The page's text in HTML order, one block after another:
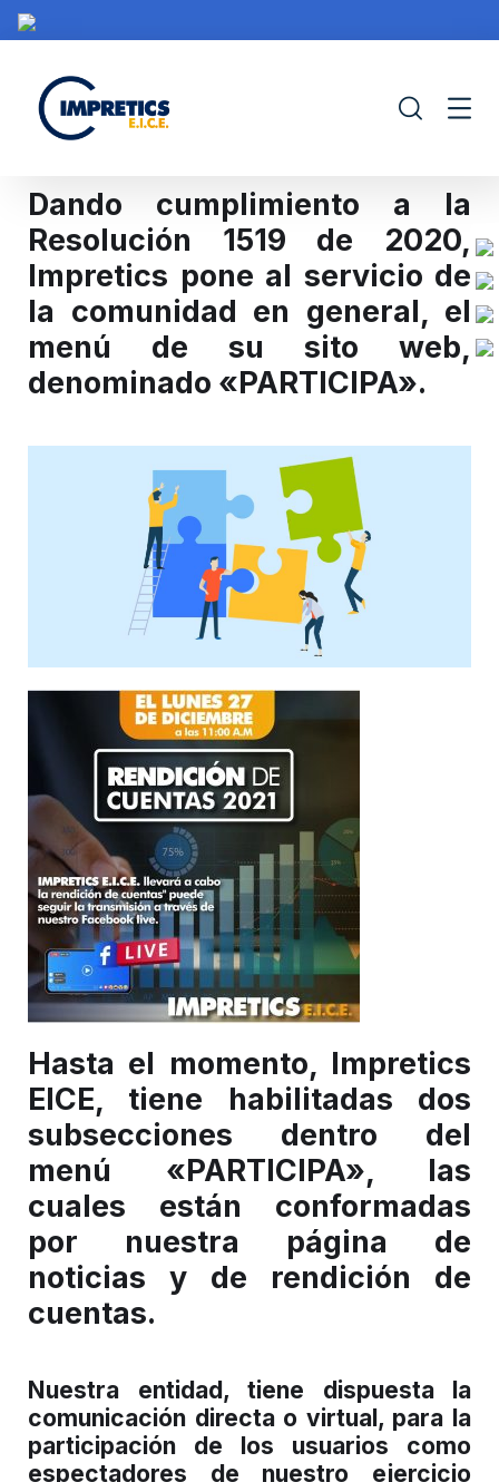
Dando cumplimiento a la
Resolución 1519 de 2020,
Impretics pone al servicio de
la comunidad en general, el
menú de su sito web,
denominado «PARTICIPA».
Hasta el momento, Impretics
EICE, tiene habilitadas dos
subsecciones dentro del
menú «PARTICIPA», las
cuales están conformadas
por nuestra página de
noticias y de rendición de
cuentas.
Nuestra entidad, tiene dispuesta la
comunicación directa o virtual, para la
participación de los usuarios como
espectadores de nuestro ejercicio
IMPRETICS PORTAFOLIO CONTRATACIÓN